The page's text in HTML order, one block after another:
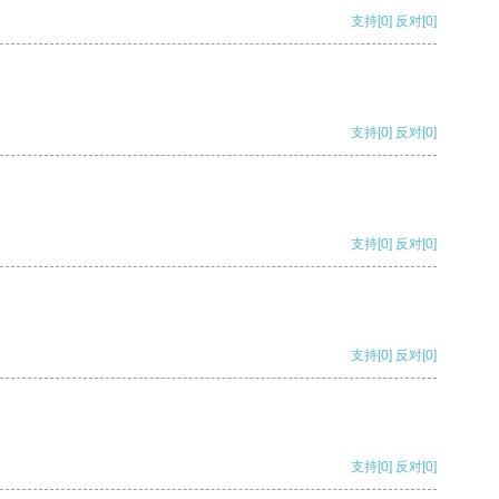
支持[0] 反对[0]
支持[0] 反对[0]
支持[0] 反对[0]
支持[0] 反对[0]
支持[0] 反对[0]